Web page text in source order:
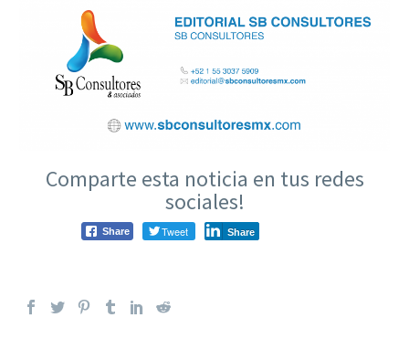
Comparte esta noticia en tus redes
sociales!
Share Tweet Share